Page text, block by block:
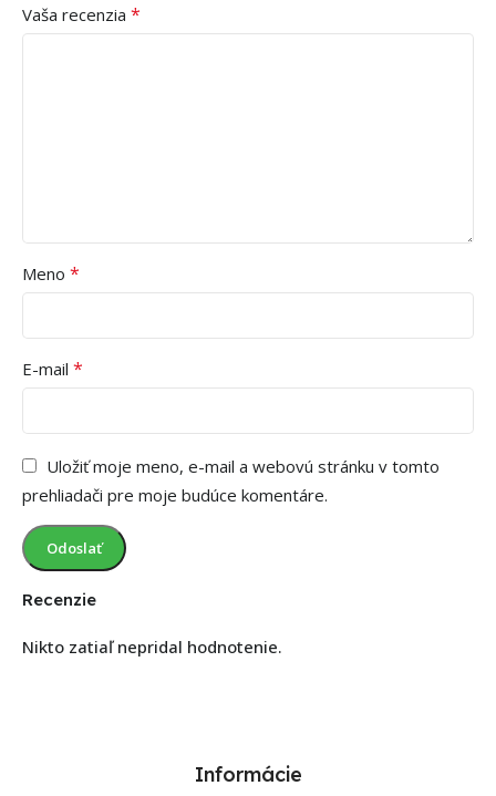
Recenzie
Nikto zatiaľ nepridal hodnotenie.
Vaša recenzia *
Meno *
E-mail *
Uložiť moje meno, e-mail a webovú stránku v tomto
prehliadači pre moje budúce komentáre.
Informácie